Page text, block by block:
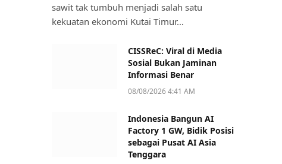
sawit tak tumbuh menjadi salah satu
kekuatan ekonomi Kutai Timur…
CISSReC: Viral di Media
Sosial Bukan Jaminan
Informasi Benar
08/08/2026 4:41 AM
Indonesia Bangun AI
Factory 1 GW, Bidik Posisi
sebagai Pusat AI Asia
Tenggara